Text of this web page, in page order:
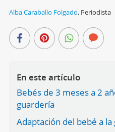
Alba Caraballo Folgado, Periodista
En este artículo
Bebés de 3 meses a 2
guardería
Adaptación del bebé a